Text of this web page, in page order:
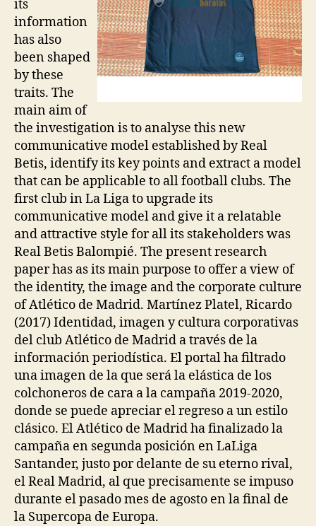
its
information
has also
been shaped
by these
traits. The
main aim of
the investigation is to analyse this new
communicative model established by Real
Betis, identify its key points and extract a model
that can be applicable to all football clubs. The
first club in La Liga to upgrade its
communicative model and give it a relatable
and attractive style for all its stakeholders was
Real Betis Balompié. The present research
paper has as its main purpose to offer a view of
the identity, the image and the corporate culture
of Atlético de Madrid. Martínez Platel, Ricardo
(2017) Identidad, imagen y cultura corporativas
del club Atlético de Madrid a través de la
información periodística. El portal ha filtrado
una imagen de la que será la elástica de los
colchoneros de cara a la campaña 2019-2020,
donde se puede apreciar el regreso a un estilo
clásico. El Atlético de Madrid ha finalizado la
campaña en segunda posición en LaLiga
Santander, justo por delante de su eterno rival,
el Real Madrid, al que precisamente se impuso
durante el pasado mes de agosto en la final de
la Supercopa de Europa.